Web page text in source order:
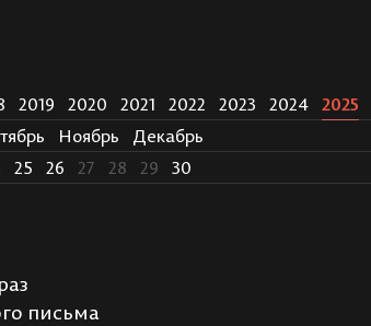
2019 2020 2021 2022 2023 2024 2025
Ноябрь
Декабрь
25 26 27 28 29 30
письма